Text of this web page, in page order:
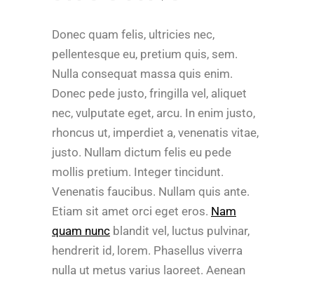
Donec quam felis, ultricies nec,
pellentesque eu, pretium quis, sem.
Nulla consequat massa quis enim.
Donec pede justo, fringilla vel, aliquet
nec, vulputate eget, arcu. In enim justo,
rhoncus ut, imperdiet a, venenatis vitae,
justo. Nullam dictum felis eu pede
mollis pretium. Integer tincidunt.
Venenatis faucibus. Nullam quis ante.
Etiam sit amet orci eget eros. Nam
quam nunc blandit vel, luctus pulvinar,
hendrerit id, lorem. Phasellus viverra
nulla ut metus varius laoreet. Aenean